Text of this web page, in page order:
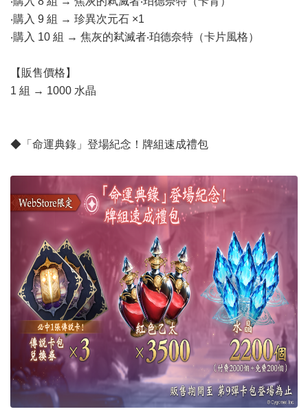
‧購入 9 組 → 珍異次元石 ×1
‧購入 10 組 → 焦灰的弒滅者‧珀德奈特（卡片風格）
【販售價格】
1 組 → 1000 水晶
◆「命運典錄」登場紀念！牌組速成禮包